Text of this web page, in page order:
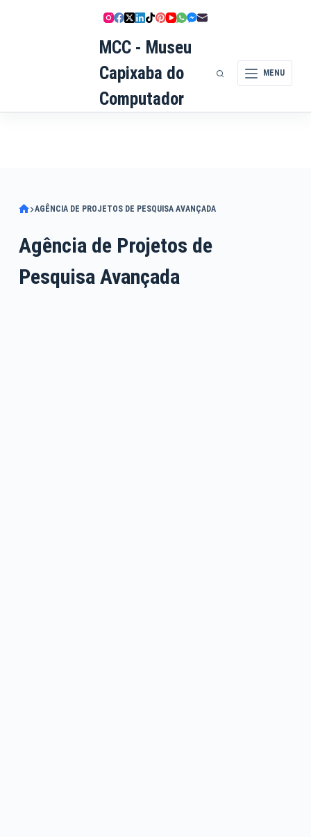
MCC - Museu
Capixaba do
Computador
MENU
AGÊNCIA DE PROJETOS DE PESQUISA AVANÇADA
Agência de Projetos de
Pesquisa Avançada